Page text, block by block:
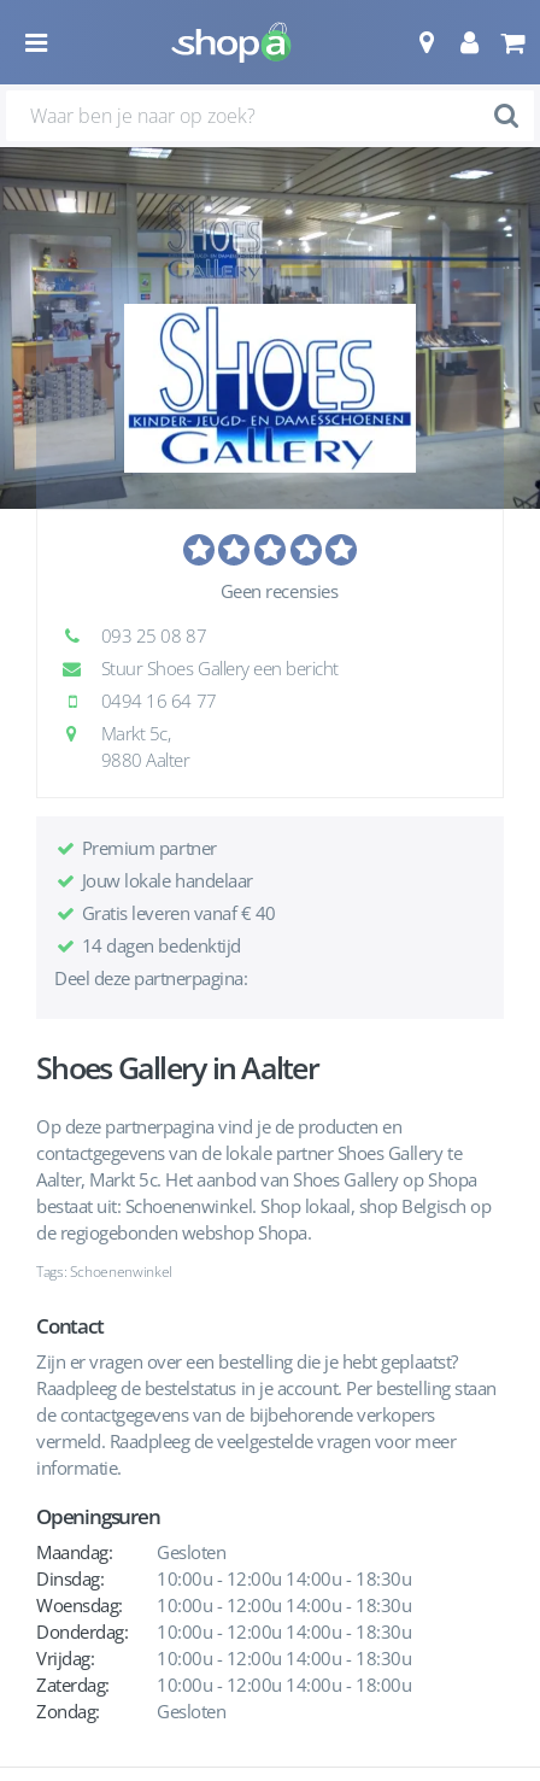
Geen recensies
093 25 08 87
Stuur Shoes Gallery een bericht
0494 16 64 77
Markt 5c,
9880 Aalter
Premium partner
Jouw lokale handelaar
Gratis leveren vanaf € 40
14 dagen bedenktijd
Deel deze partnerpagina:
Shoes Gallery in Aalter
Op deze partnerpagina vind je de producten en
contactgegevens van de lokale partner Shoes Gallery te
Aalter, Markt 5c. Het aanbod van Shoes Gallery op Shopa
bestaat uit: Schoenenwinkel. Shop lokaal, shop Belgisch op
de regiogebonden webshop Shopa.
Tags: Schoenenwinkel
Contact
Zijn er vragen over een bestelling die je hebt geplaatst?
Raadpleeg de bestelstatus in je account. Per bestelling staan
de contactgegevens van de bijbehorende verkopers
vermeld. Raadpleeg de veelgestelde vragen voor meer
informatie.
Openingsuren
Maandag:
Gesloten
Dinsdag:
10:00u - 12:00u 14:00u - 18:30u
Woensdag:
10:00u - 12:00u 14:00u - 18:30u
Donderdag:
10:00u - 12:00u 14:00u - 18:30u
Vrijdag:
10:00u - 12:00u 14:00u - 18:30u
Zaterdag:
10:00u - 12:00u 14:00u - 18:00u
Zondag:
Gesloten